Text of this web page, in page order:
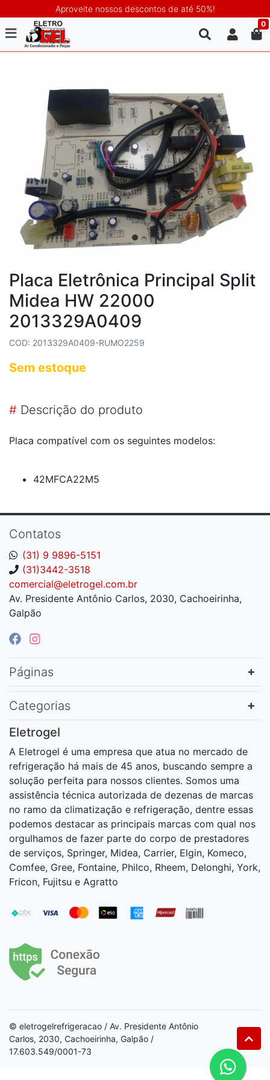
Aproveite nossos descontos de até 50%!
0
Placa Eletrônica Principal Split
Midea HW 22000
2013329A0409
COD: 2013329A0409-RUMO2259
Sem estoque
# Descrição do produto
Placa compatível com os seguintes modelos:
42MFCA22M5
Contatos
(31) 9 9896-5151
(31)3442-3518
comercial@eletrogel.com.br
Av. Presidente Antônio Carlos, 2030, Cachoeirinha,
Galpão
Páginas
Categorias
Eletrogel
A Eletrogel é uma empresa que atua no mercado de
refrigeração há mais de 45 anos, buscando sempre a
solução perfeita para nossos clientes. Somos uma
assistência técnica autorizada de dezenas de marcas
no ramo da climatização e refrigeração, dentre essas
podemos destacar as principais marcas com qual nos
orgulhamos de fazer parte do corpo de prestadores
de serviços, Springer, Midea, Carrier, Elgin, Komeco,
Comfee, Gree, Fontaine, Philco, Rheem, Delonghi, York,
Fricon, Fujitsu e Agratto
© eletrogelrefrigeracao / Av. Presidente Antônio
Carlos, 2030, Cachoeirinha, Galpão /
17.603.549/0001-73